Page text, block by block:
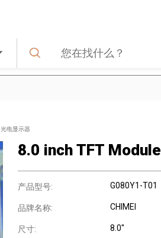
光电显示器
8.0 inch TFT Module
产品型号: G080Y1-T01
品牌名称: CHIMEI
尺寸: 8.0''